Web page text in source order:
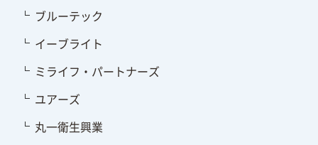
ブルーテック
イーブライト
ミライフ・パートナーズ
ユアーズ
丸一衛生興業